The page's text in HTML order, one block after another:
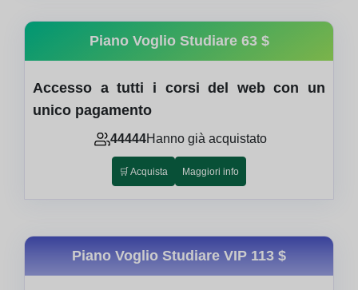
Piano Voglio Studiare 63 $
Accesso a tutti i corsi del web con un
unico pagamento
44444Hanno già acquistato
🛒 Acquista Maggiori info
Piano Voglio Studiare VIP 113 $